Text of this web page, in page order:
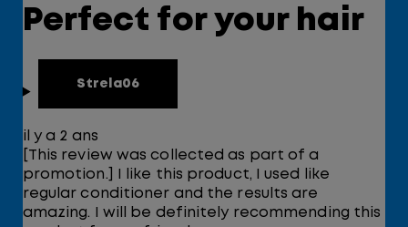
Perfect for your hair
Strela06
il y a 2 ans
[This review was collected as part of a
promotion.] I like this product, I used like
regular conditioner and the results are
amazing. I will be definitely recommending this